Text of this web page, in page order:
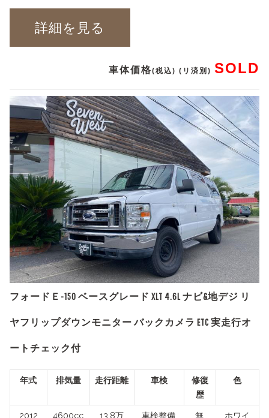
詳細を見る
車体価格(税込) (リ済別)SOLD
フォードＥ-150 ベースグレード XLT 4.6L ナビ&地デジ リ
ヤフリップダウンモニター バックカメラ ETC 実走行オ
ートチェック付
年式 排気量 走行距離 車検
修復
歴
色
2012 4600cc 13.8万 車検整備 無 ホワイ